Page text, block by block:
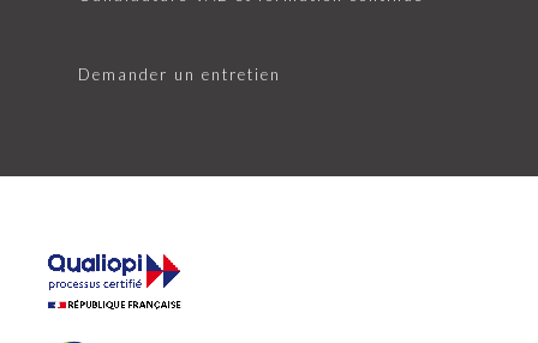
Demander un entretien